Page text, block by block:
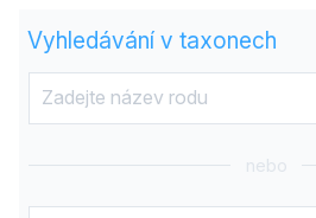
Vyhledávání v taxonech
nebo